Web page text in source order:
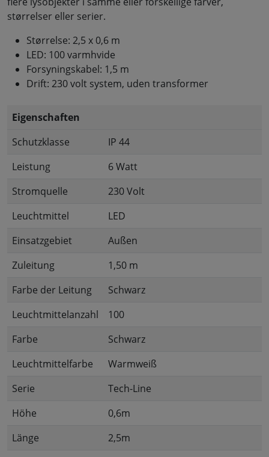
størrelser eller serier.
Størrelse: 2,5 x 0,6 m
LED: 100 varmhvide
Forsyningskabel: 1,5 m
Drift: 230 volt system, uden transformer
Eigenschaften
Schutzklasse
IP 44
Leistung
6 Watt
Stromquelle
230 Volt
Leuchtmittel
LED
Einsatzgebiet
Außen
Zuleitung
1,50 m
Farbe der Leitung
Schwarz
Leuchtmittelanzahl
100
Farbe
Schwarz
Leuchtmittelfarbe
Warmweiß
Serie
Tech-Line
Höhe
0,6m
Länge
2,5m